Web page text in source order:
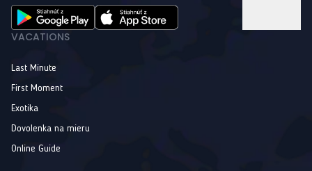
VACATIONS
Last Minute
First Moment
Exotika
Dovolenka na mieru
Online Guide